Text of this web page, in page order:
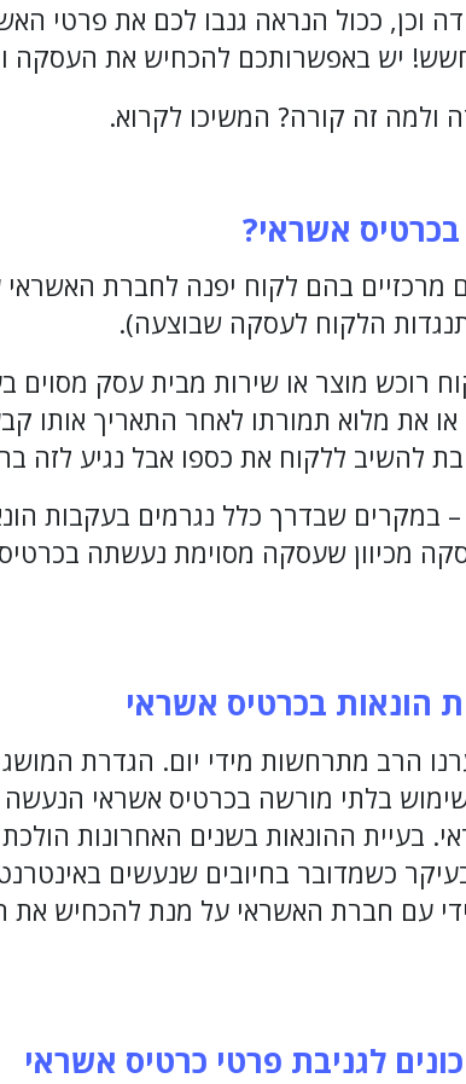
וכן, ככול הנראה גנבו לכם את פרטי
יש באפשרותכם להכחיש את העסקה
ולמה זה קורה? המשיכו לקרוא.
אשראי?
מרכזיים בהם לקוח יפנה לחברת
הלקוח לעסקה שבוצעה).
רוכש מוצר או שירות מבית עסק מסוים
או את מלוא תמורתו לאחר התאריך אותו
להשיב ללקוח את כספו אבל נגיע לזה
במקרים שבדרך כלל נגרמים בעקבות
מכיוון שעסקה מסוימת נעשתה
בכרטיס אשראי
הרב מתרחשות מידי יום. הגדרת
בלתי מורשה בכרטיס אשראי הנעשה
בעיית ההונאות בשנים האחרונות הולכת
כשמדובר בחיובים שנעשים באינטרנט
עם חברת האשראי על מנת להכחיש את
לגניבת פרטי כרטיס אשראי